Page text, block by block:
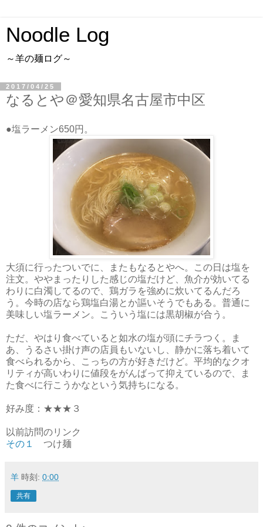
Noodle Log
～羊の麺ログ～
2017/04/25
なるとや＠愛知県名古屋市中区
●塩ラーメン650円。
大須に行ったついでに、またもなるとやへ。この日は塩を
注文。ややまったりした感じの塩だけど、魚介が効いてる
わりに白濁してるので、鶏ガラを強めに炊いてるんだろ
う。今時の店なら鶏塩白湯とか謳いそうでもある。普通に
美味しい塩ラーメン。こういう塩には黒胡椒が合う。
ただ、やはり食べていると如水の塩が頭にチラつく。ま
あ、うるさい掛け声の店員もいないし、静かに落ち着いて
食べられるから、こっちの方が好きだけど。平均的なクオ
リティが高いわりに値段をがんばって抑えているので、ま
た食べに行こうかなという気持ちになる。
好み度：★★★３
以前訪問のリンク
その１
つけ麺
羊 時刻: 0:00
共有